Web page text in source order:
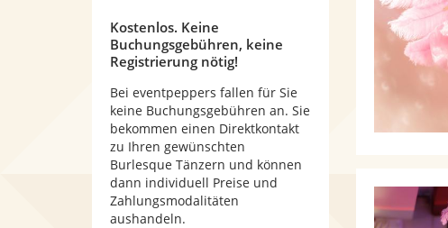
Kostenlos. Keine
Buchungsgebühren, keine
Registrierung nötig!
Bei eventpeppers fallen für Sie
keine Buchungsgebühren an. Sie
bekommen einen Direktkontakt
zu Ihren gewünschten
Burlesque Tänzern und können
dann individuell Preise und
Zahlungsmodalitäten
aushandeln.